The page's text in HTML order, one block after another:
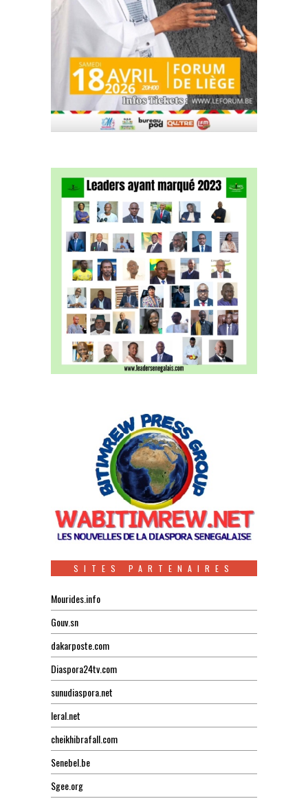
SITES PARTENAIRES
Mourides.info
Gouv.sn
dakarposte.com
Diaspora24tv.com
sunudiaspora.net
leral.net
cheikhibrafall.com
Senebel.be
Sgee.org